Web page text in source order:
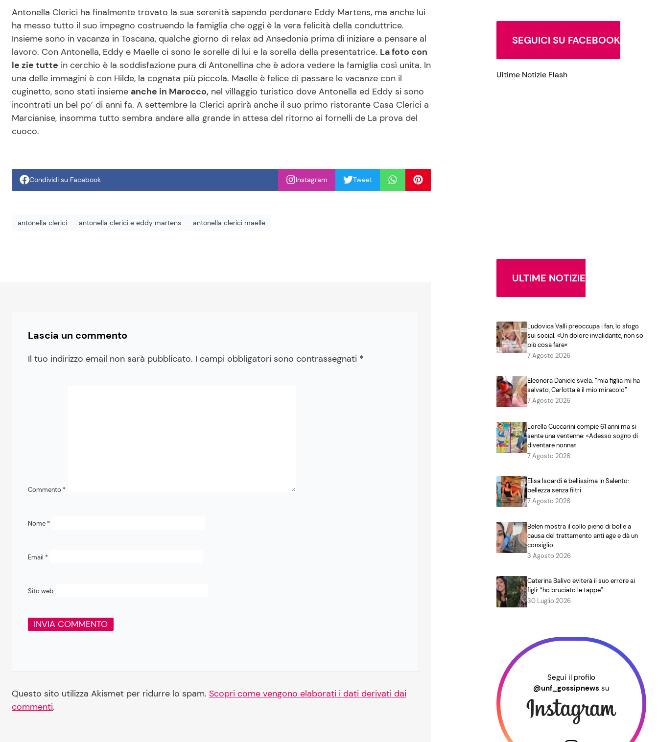
Antonella Clerici ha finalmente trovato la sua serenità sapendo perdonare Eddy Martens, ma anche lui
ha messo tutto il suo impegno costruendo la famiglia che oggi è la vera felicità della conduttrice.
Insieme sono in vacanza in Toscana, qualche giorno di relax ad Ansedonia prima di iniziare a pensare al
lavoro. Con Antonella, Eddy e Maelle ci sono le sorelle di lui e la sorella della presentatrice. La foto con
le zie tutte in cerchio è la soddisfazione pura di Antonellina che è adora vedere la famiglia così unita. In
una delle immagini è con Hilde, la cognata più piccola. Maelle è felice di passare le vacanze con il
cuginetto, sono stati insieme anche in Marocco, nel villaggio turistico dove Antonella ed Eddy si sono
incontrati un bel po’ di anni fa. A settembre la Clerici aprirà anche il suo primo ristorante Casa Clerici a
Marcianise, insomma tutto sembra andare alla grande in attesa del ritorno ai fornelli de La prova del
cuoco.
Condividi su Facebook Instagram Tweet
antonella clerici antonella clerici e eddy martens antonella clerici maelle
Lascia un commento
Il tuo indirizzo email non sarà pubblicato. I campi obbligatori sono contrassegnati *
Commento *
Nome *
Email *
Sito web
Questo sito utilizza Akismet per ridurre lo spam. Scopri come vengono elaborati i dati derivati dai
commenti.
SEGUICI SU FACEBOOK
Ultime Notizie Flash
ULTIME NOTIZIE
Ludovica Valli preoccupa i fan, lo sfogo
sui social: «Un dolore invalidante, non so
più cosa fare»
7 Agosto 2026
Eleonora Daniele svela: “mia figlia mi ha
salvato, Carlotta è il mio miracolo”
7 Agosto 2026
Lorella Cuccarini compie 61 anni ma si
sente una ventenne: «Adesso sogno di
diventare nonna»
7 Agosto 2026
Elisa Isoardi è bellissima in Salento:
bellezza senza filtri
7 Agosto 2026
Belen mostra il collo pieno di bolle a
causa del trattamento anti age e dà un
consiglio
3 Agosto 2026
Caterina Balivo eviterà il suo errore ai
figli: “ho bruciato le tappe”
30 Luglio 2026
Segui il profilo
@unf_gossipnews su